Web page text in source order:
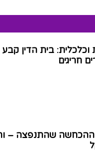
בית הדין קבע
חריגים
שהתנפצה –